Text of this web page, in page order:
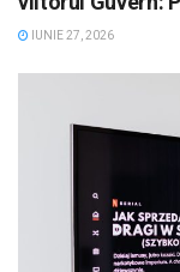
IUNIE 27, 2026